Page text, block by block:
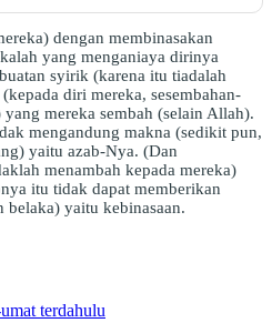
dengan membinasakan
yang menganiaya dirinya
syirik (karena itu tiadalah
diri mereka, sesembahan-
yang mereka sembah (selain Allah).
mengandung makna (sedikit pun,
yaitu azab-Nya. (Dan
menambah kepada mereka)
itu tidak dapat memberikan
belaka) yaitu kebinasaan.
terdahulu